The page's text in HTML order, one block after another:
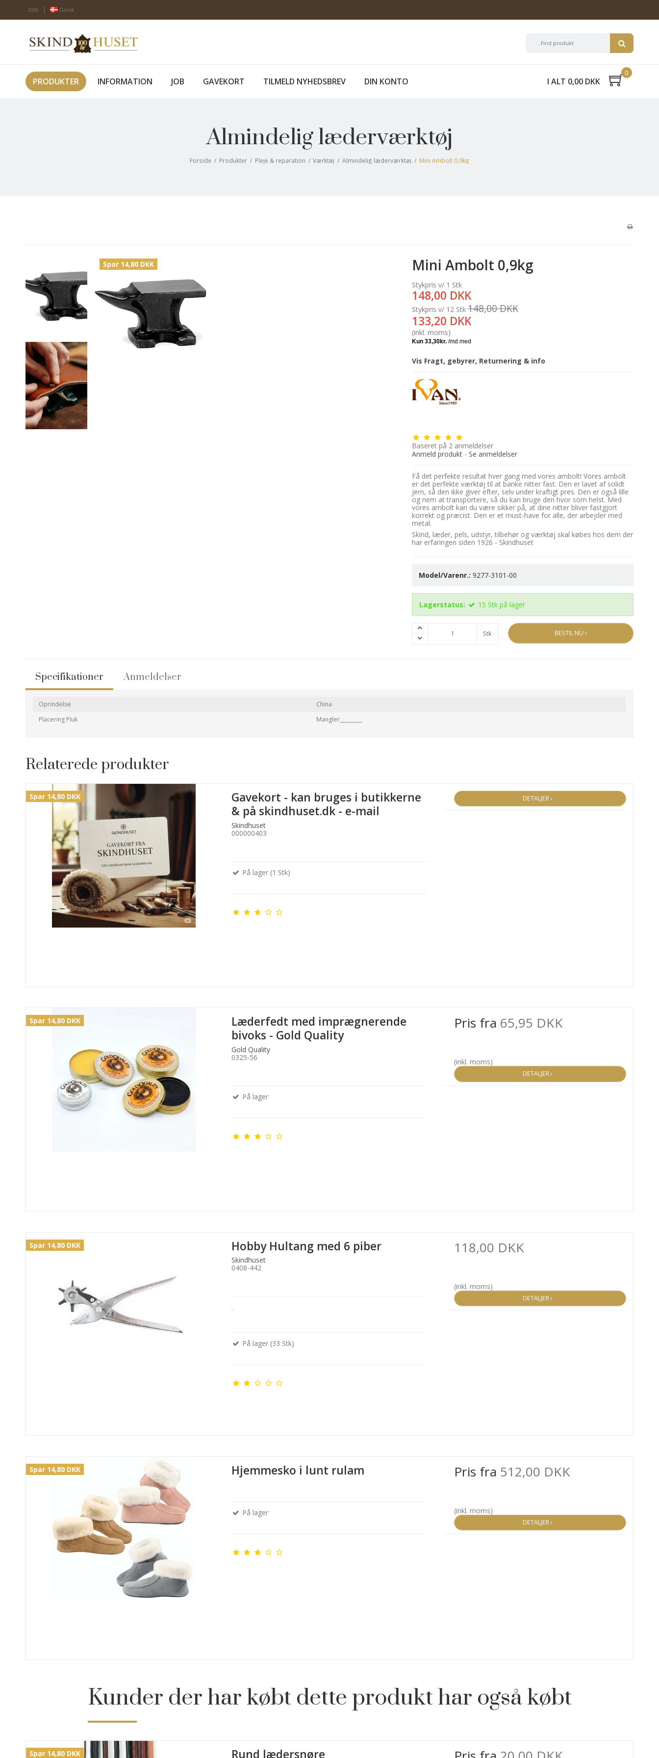
DKK Dansk
PRODUKTER INFORMATION JOB GAVEKORT TILMELD NYHEDSBREV DIN KONTO I ALT 0,00 DKK
0
Almindelig læderværktøj
Forside / Produkter / Pleje & reparation / Værktøj / Almindelig læderværktøj / Mini Ambolt 0,9kg
Spar 14,80 DKK Mini Ambolt 0,9kg
Stykpris v/ 1 Stk
148,00 DKK
Stykpris v/ 12 Stk
133,20 DKK
148,00 DKK
(inkl. moms)
Vis Fragt, gebyrer, Returnering & info
Baseret på 2anmeldelser
Anmeld produkt- Se anmeldelser
Få det perfekte resultat hver gang med vores ambolt! Vores ambolt
er det perfekte værktøj til at banke nitter fast. Den er lavet af solidt
jern, så den ikke giver efter, selv under kraftigt pres. Den er også lille
og nem at transportere, så du kan bruge den hvor som helst. Med
vores ambolt kan du være sikker på, at dine nitter bliver fastgjort
korrekt og præcist. Den er et must-have for alle, der arbejder med
metal.
Skind, læder, pels, udstyr, tilbehør og værktøj skal købes hos dem der
har erfaringen siden 1926 - Skindhuset
Model/Varenr.: 9277-3101-00
Lagerstatus: 15 Stk på lager
Stk BESTIL NU ›
Specifikationer Anmeldelser
Oprindelse
China
Placering Pluk
Mangler_________
Relaterede produkter
Spar 14,80 DKK
Gavekort - kan bruges i butikkerne
& på skindhuset.dk - e-mail
Skindhuset
000000403
På lager (1 Stk)
DETALJER ›
Spar 14,80 DKK
Læderfedt med imprægnerende
bivoks - Gold Quality
Gold Quality
0325-56
På lager
Pris fra 65,95 DKK
(inkl. moms)
DETALJER ›
Spar 14,80 DKK Hobby Hultang med 6 piber
Skindhuset
0408-442
.
På lager (33 Stk)
118,00 DKK
(inkl. moms)
DETALJER ›
Spar 14,80 DKK Hjemmesko i lunt rulam
På lager
Pris fra 512,00 DKK
(inkl. moms)
DETALJER ›
Kunder der har købt dette produkt har også købt
Spar 14,80 DKK Rund lædersnøre